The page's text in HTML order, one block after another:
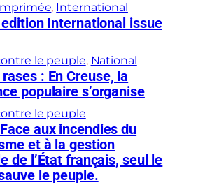
, International
International issue
le peuple, National
: En Creuse, la
populaire s’organise
le peuple
aux incendies du
et à la gestion
de l’État français, seul le
le peuple.